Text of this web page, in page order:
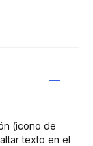
(icono de
texto en el